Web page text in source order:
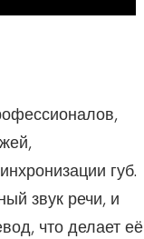
губ.
звук речи, и
что делает её